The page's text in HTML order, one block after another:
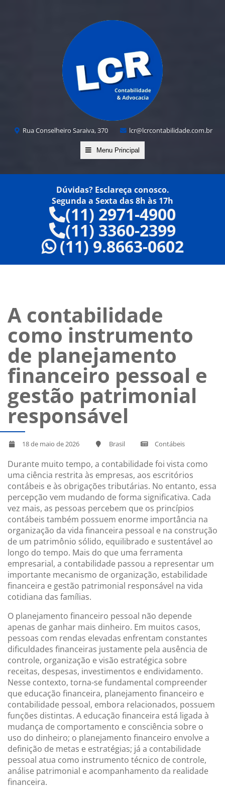
Rua Conselheiro Saraiva, 370 lcr@lcrcontabilidade.com.br
Menu Principal
Dúvidas? Esclareça conosco.
Segunda a Sexta das 8h às 17h
(11) 2971-4900
(11) 3360-2399
(11) 9.8663-0602
A contabilidade
como instrumento
de planejamento
financeiro pessoal e
gestão patrimonial
responsável
18 de maio de 2026 Brasil Contábeis
Durante muito tempo, a contabilidade foi vista como
uma ciência restrita às empresas, aos escritórios
contábeis e às obrigações tributárias. No entanto, essa
percepção vem mudando de forma significativa. Cada
vez mais, as pessoas percebem que os princípios
contábeis também possuem enorme importância na
organização da vida financeira pessoal e na construção
de um patrimônio sólido, equilibrado e sustentável ao
longo do tempo. Mais do que uma ferramenta
empresarial, a contabilidade passou a representar um
importante mecanismo de organização, estabilidade
financeira e gestão patrimonial responsável na vida
cotidiana das famílias.
O planejamento financeiro pessoal não depende
apenas de ganhar mais dinheiro. Em muitos casos,
pessoas com rendas elevadas enfrentam constantes
dificuldades financeiras justamente pela ausência de
controle, organização e visão estratégica sobre
receitas, despesas, investimentos e endividamento.
Nesse contexto, torna-se fundamental compreender
que educação financeira, planejamento financeiro e
contabilidade pessoal, embora relacionados, possuem
funções distintas. A educação financeira está ligada à
mudança de comportamento e consciência sobre o
uso do dinheiro; o planejamento financeiro envolve a
definição de metas e estratégias; já a contabilidade
pessoal atua como instrumento técnico de controle,
análise patrimonial e acompanhamento da realidade
financeira.